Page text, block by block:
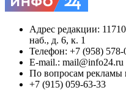
Адрес редакции:
наб., д. 6, к. 1
Телефон: +7 (958) 578-
E-mail.: mail@info24.ru
По вопросам рекламы
+7 (915) 059-63-33